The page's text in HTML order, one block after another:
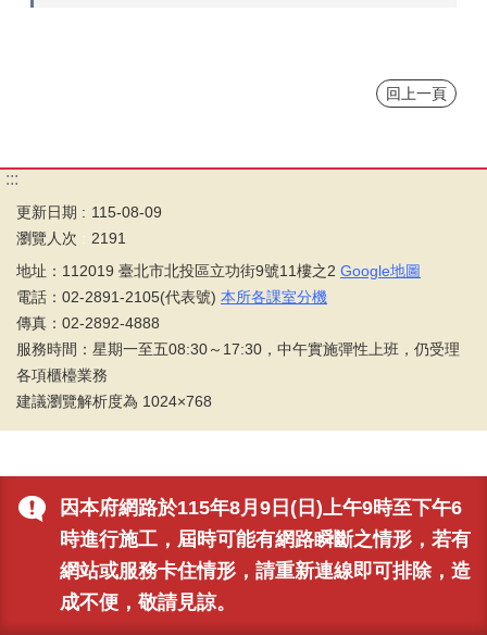
因本府網路於115年8月9日(日)上午9時至下午6
時進行施工，屆時可能有網路瞬斷之情形，若有
網站或服務卡住情形，請重新連線即可排除，造
成不便，敬請見諒。
回上一頁
:::
更新日期
115-08-09
瀏覽人次
2191
地址：112019 臺北市北投區立功街9號11樓之2 Google地圖
電話：02-2891-2105(代表號) 本所各課室分機
傳真：02-2892-4888
服務時間：星期一至五08:30～17:30，中午實施彈性上班，仍受理
各項櫃檯業務
建議瀏覽解析度為 1024×768